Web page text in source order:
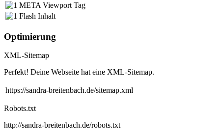
META Viewport Tag
Flash Inhalt
Optimierung
XML-Sitemap
Perfekt! Deine Webseite hat eine XML-Sitemap.
https://sandra-breitenbach.de/sitemap.xml
Robots.txt
http://sandra-breitenbach.de/robots.txt